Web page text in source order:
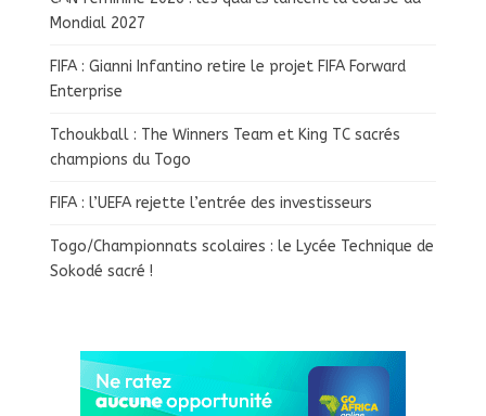
Mondial 2027
FIFA : Gianni Infantino retire le projet FIFA Forward
Enterprise
Tchoukball : The Winners Team et King TC sacrés
champions du Togo
FIFA : l’UEFA rejette l’entrée des investisseurs
Togo/Championnats scolaires : le Lycée Technique de
Sokodé sacré !